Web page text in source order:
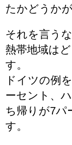
たかどうか
それを言う
熱帯地域は
す。
ドイツの例
ーセント、
ち帰りが7パ
す。